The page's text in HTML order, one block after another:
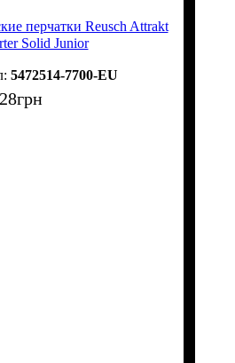
перчатки Reusch Attrakt
Solid Junior
5472514-7700-EU
грн